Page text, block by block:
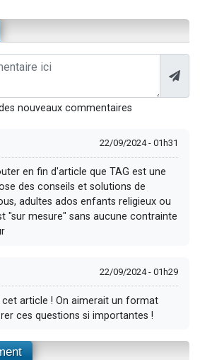
nouveaux commentaires
22/09/2024 - 01h31
en fin d'article que TAG est une
des conseils et solutions de
adultes ados enfants religieux ou
"sur mesure" sans aucune contrainte
22/09/2024 - 01h29
cet article ! On aimerait un format
ces questions si importantes !